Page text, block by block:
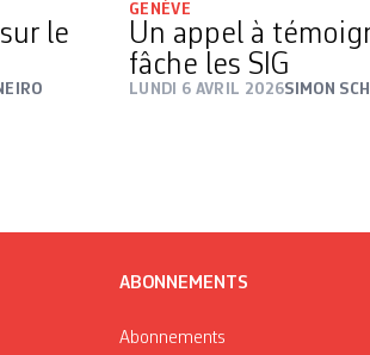
le
GENÈVE
Un appel à
fâche les SIG
LUNDI 6 AVRIL 2026SIMON
ABONNEMENTS
Abonnements